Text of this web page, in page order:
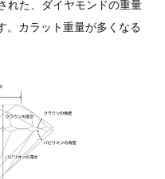
れた、ダイヤモンドの重量
。カラット重量が多くなる